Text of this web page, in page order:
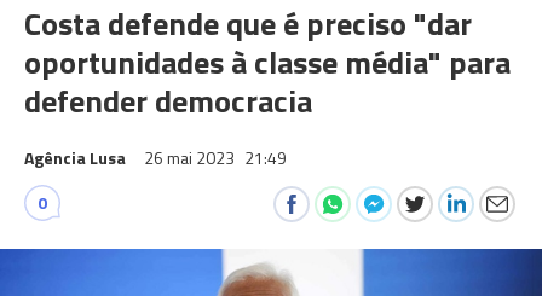
Costa defende que é preciso "dar
oportunidades à classe média" para
defender democracia
Agência Lusa 26 mai 2023 21:49
0